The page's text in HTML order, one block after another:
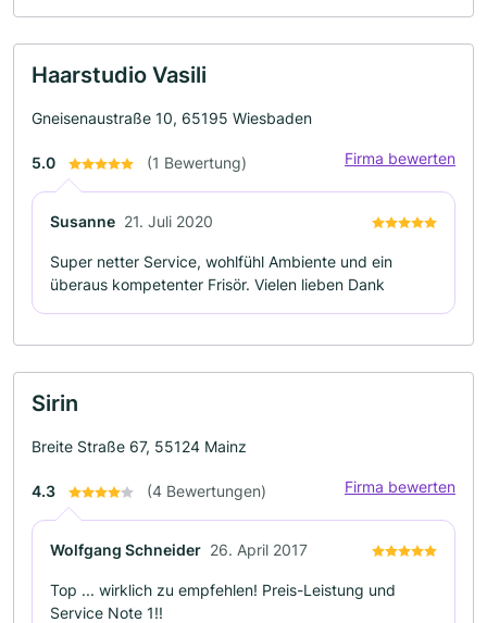
Haarstudio Vasili
Gneisenaustraße 10, 65195 Wiesbaden
5.0 (1 Bewertung) Firma bewerten
Susanne 21. Juli 2020
Super netter Service, wohlfühl Ambiente und ein
überaus kompetenter Frisör. Vielen lieben Dank
Sirin
Breite Straße 67, 55124 Mainz
4.3 (4 Bewertungen) Firma bewerten
Wolfgang Schneider 26. April 2017
Top ... wirklich zu empfehlen! Preis-Leistung und
Service Note 1!!